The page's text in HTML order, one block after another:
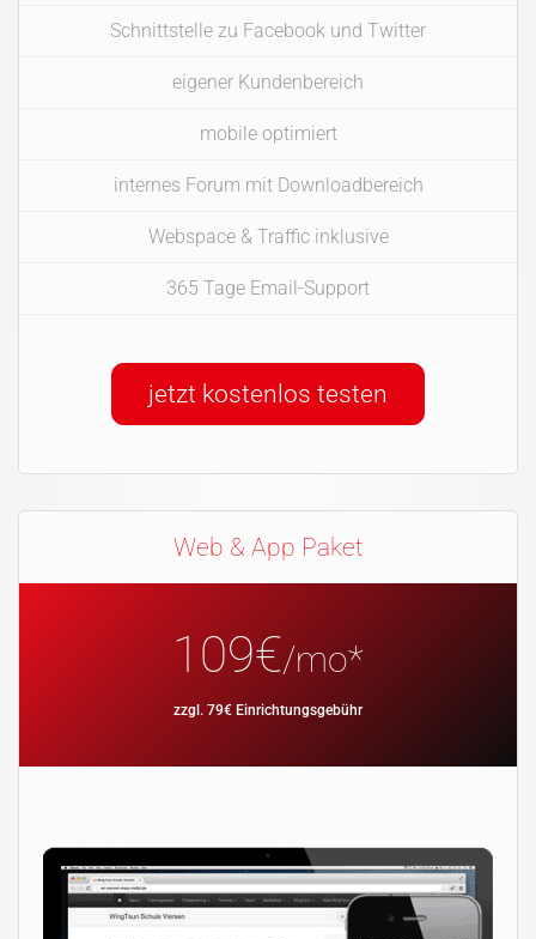
Schnittstelle zu Facebook und Twitter
eigener Kundenbereich
mobile optimiert
internes Forum mit Downloadbereich
Webspace & Traffic inklusive
365 Tage Email-Support
jetzt kostenlos testen
Web & App Paket
109€/mo*
zzgl. 79€ Einrichtungsgebühr